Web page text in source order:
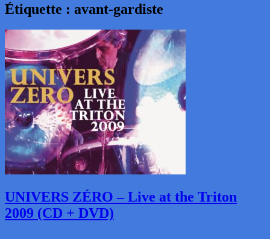
Étiquette : avant-gardiste
UNIVERS ZÉRO – Live at the Triton
2009 (CD + DVD)